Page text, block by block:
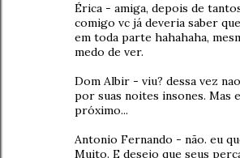
Érica - amiga, depois de
comigo vc já deveria saber
em toda parte hahahaha,
medo de ver.
Dom Albir - viu? dessa vez
por suas noites insones. Mas
próximo...
Antonio Fernando - não. eu
Muito. E desejo que seus